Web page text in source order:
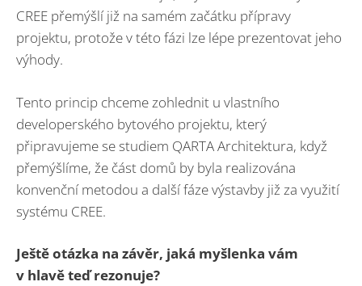
CREE přemýšlí již na samém začátku přípravy
projektu, protože v této fázi lze lépe prezentovat jeho
výhody.
Tento princip chceme zohlednit u vlastního
developerského bytového projektu, který
připravujeme se studiem QARTA Architektura, když
přemýšlíme, že část domů by byla realizována
konvenční metodou a další fáze výstavby již za využití
systému CREE.
Ještě otázka na závěr, jaká myšlenka vám
v hlavě teď rezonuje?